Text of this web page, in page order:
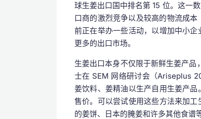
球生姜出口国中排名第 15 位。这一
口商的激烈竞争以及较高的物流成
前正在举办一些活动，以增加中小
更多的出口市场。
生姜出口本身不仅限于新鲜生姜产
士在 SEM 网络研讨会（Ariseplus
姜饮料、姜精油以生产自用生姜产
售价。可以尝试使用这些方法来加
的姜饼、日本的腌姜和许多其他食谱